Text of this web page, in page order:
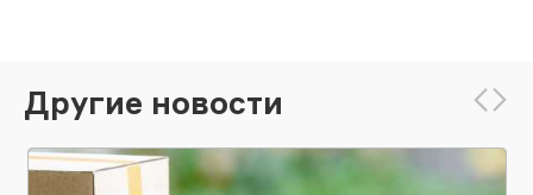
Другие новости